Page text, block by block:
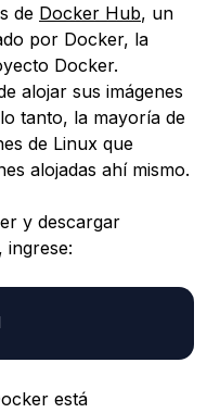
de Docker Hub, un
por Docker, la
Docker.
alojar sus imágenes
tanto, la mayoría de
de Linux que
alojadas ahí mismo.
y descargar
ingrese:
está